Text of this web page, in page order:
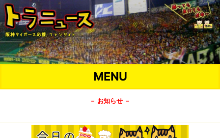
MENU
－ お知らせ －